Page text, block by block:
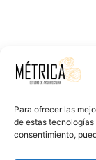
Para ofrecer las
de estas
consentimiento,